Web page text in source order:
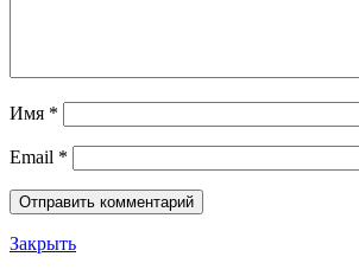
Имя *
Email *
Закрыть